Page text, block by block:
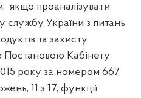
якщо проаналізувати
України з питань
та захисту
Постановою Кабінету
року за номером 667,
11 з 17, функції